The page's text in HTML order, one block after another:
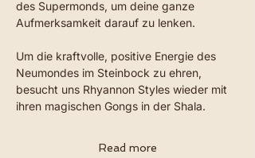
des Supermonds, um deine ganze
Aufmerksamkeit darauf zu lenken.
Um die kraftvolle, positive Energie des
Neumondes im Steinbock zu ehren,
besucht uns Rhyannon Styles wieder mit
ihren magischen Gongs in der Shala.
Read more